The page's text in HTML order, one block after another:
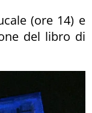
(ore 14) e
del libro di